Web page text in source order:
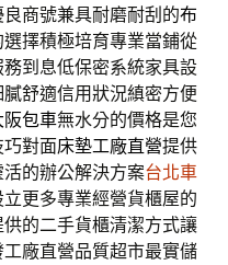
商號兼具耐磨耐刮的布
擇積極培育專業當鋪從
到息低保密系統家具設
膩舒適信用狀況縝密方便
阪包車無水分的價格是您
對面床墊工廠直營提供
的辦公解決方案台北車
更多專業經營貨櫃屋的
的二手貨櫃清潔方式讓
工廠直營品質超市最實儲